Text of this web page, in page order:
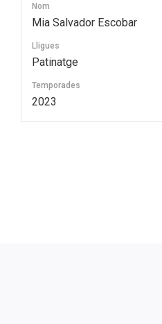
Nom
Mia Salvador Escobar
Lligues
Patinatge
Temporades
2023